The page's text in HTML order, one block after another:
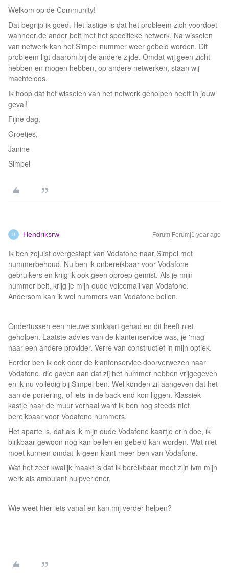
Welkom op de Community!
Dat begrijp ik goed. Het lastige is dat het probleem zich voordoet
wanneer de ander belt met het specifieke netwerk. Na wisselen
van netwerk kan het Simpel nummer weer gebeld worden. Dit
probleem ligt daarom bij de andere zijde. Omdat wij geen zicht
hebben en mogen hebben, op andere netwerken, staan wij
machteloos.
Ik hoop dat het wisselen van het netwerk geholpen heeft in jouw
geval!
Fijne dag,
Groetjes,
Janine
Simpel
H Hendriksrw Forum|Forum|1 year ago
Ik ben zojuist overgestapt van Vodafone naar Simpel met
nummerbehoud. Nu ben ik onbereikbaar voor Vodafone
gebruikers en krijg ik ook geen oproep gemist. Als je mijn
nummer belt, krijg je mijn oude voicemail van Vodafone.
Andersom kan ik wel nummers van Vodafone bellen.
Ondertussen een nieuwe simkaart gehad en dit heeft niet
geholpen. Laatste advies van de klantenservice was, je 'mag'
naar een andere provider. Verre van constructief in mijn optiek.
Eerder ben ik ook door de klantenservice doorverwezen naar
Vodafone, die gaven aan dat zij het nummer hebben vrijgegeven
en ik nu volledig bij Simpel ben. Wel konden zij aangeven dat het
aan de portering, of iets in de back end kon liggen. Klassiek
kastje naar de muur verhaal want ik ben nog steeds niet
bereikbaar voor Vodafone nummers.
Het aparte is, dat als ik mijn oude Vodafone kaartje erin doe, ik
blijkbaar gewoon nog kan bellen en gebeld kan worden. Wat niet
moet kunnen omdat ik geen klant meer ben van Vodafone.
Wat het zeer kwalijk maakt is dat ik bereikbaar moet zijn ivm mijn
werk als ambulant hulpverlener.
Wie weet hier iets vanaf en kan mij verder helpen?